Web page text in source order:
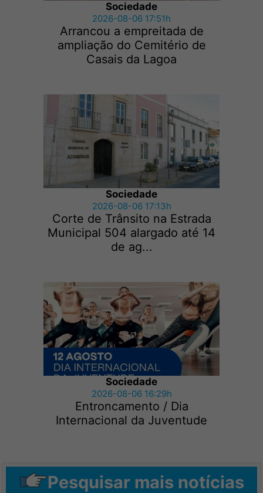
Sociedade
2026-08-06 17:51h
Arrancou a empreitada de
ampliação do Cemitério de
Casais da Lagoa
Sociedade
2026-08-06 17:13h
Corte de Trânsito na Estrada
Municipal 504 alargado até 14
de ag...
Sociedade
2026-08-06 16:29h
Entroncamento / Dia
Internacional da Juventude
Pesquisar mais notícias